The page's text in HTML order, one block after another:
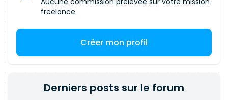
freelance.
Créer mon profil
Derniers posts sur le forum